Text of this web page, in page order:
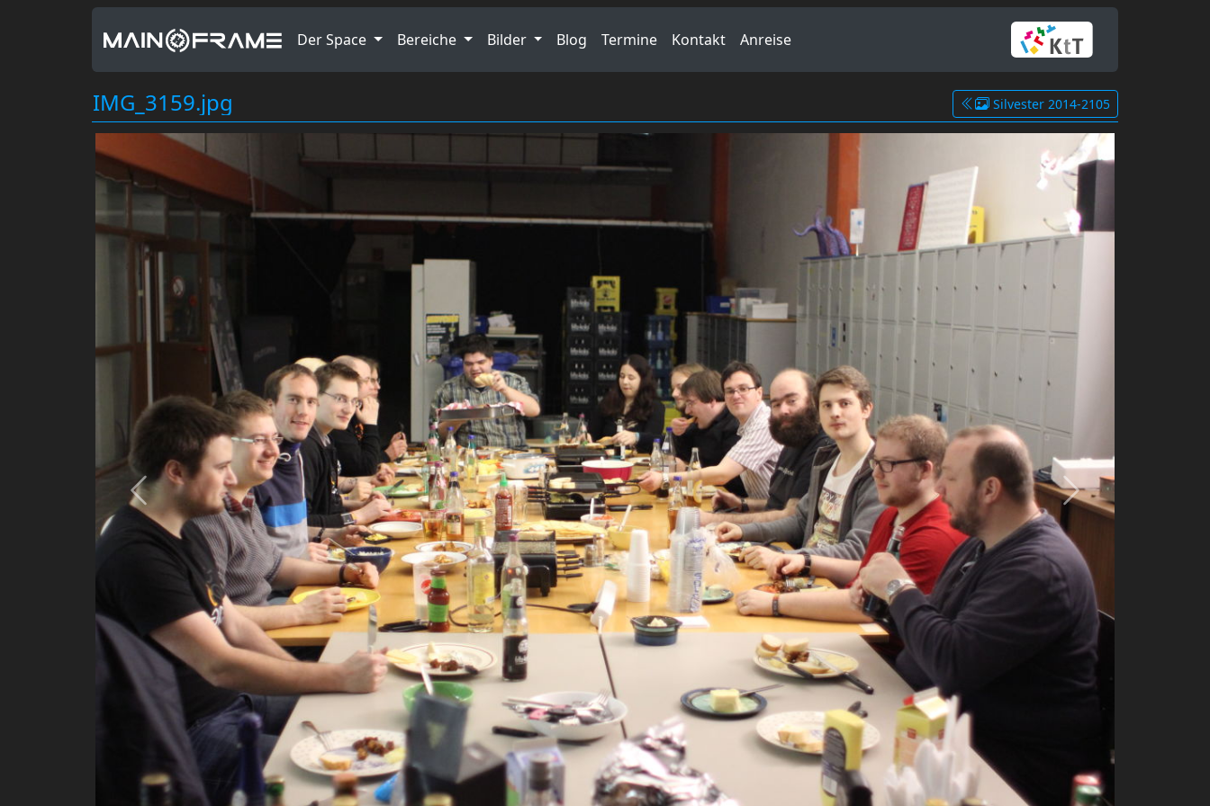
Der Space Bereiche Bilder Blog Termine Kontakt Anreise
IMG_3159.jpg Silvester 2014-2105